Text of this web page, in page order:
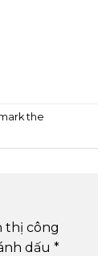
the
thị công
dấu *